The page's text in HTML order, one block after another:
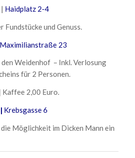
| Haidplatz 2-4
Fundstücke und Genuss.
Maximilianstraße 23
Weidenhof – Inkl. Verlosung
für 2 Personen.
Kaffee 2,00 Euro.
Krebsgasse 6
Möglichkeit im Dicken Mann ein